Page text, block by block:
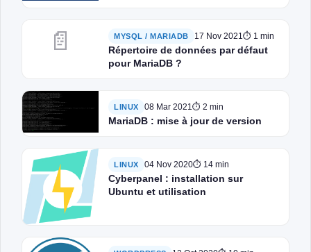
📄 MYSQL / MARIADB 17 Nov 2021⏱ 1 min
Répertoire de données par défaut
pour MariaDB ?
LINUX 08 Mar 2021⏱ 2 min
MariaDB : mise à jour de version
LINUX 04 Nov 2020⏱ 14 min
Cyberpanel : installation sur
Ubuntu et utilisation